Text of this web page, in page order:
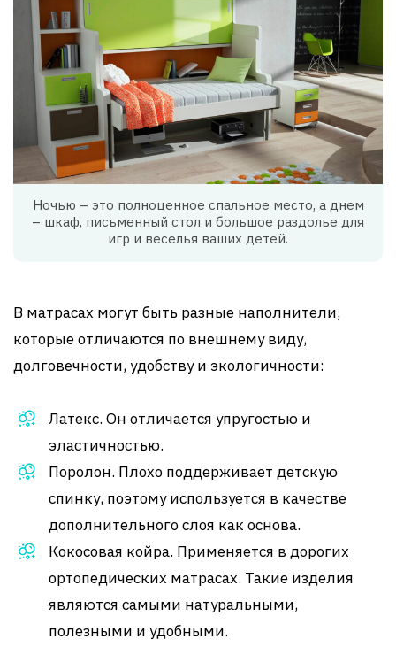
Ночью – это полноценное спальное место, а днем
– шкаф, письменный стол и большое раздолье для
игр и веселья ваших детей.
В матрасах могут быть разные наполнители,
которые отличаются по внешнему виду,
долговечности, удобству и экологичности:
Латекс. Он отличается упругостью и
эластичностью.
Поролон. Плохо поддерживает детскую
спинку, поэтому используется в качестве
дополнительного слоя как основа.
Кокосовая койра. Применяется в дорогих
ортопедических матрасах. Такие изделия
являются самыми натуральными,
полезными и удобными.